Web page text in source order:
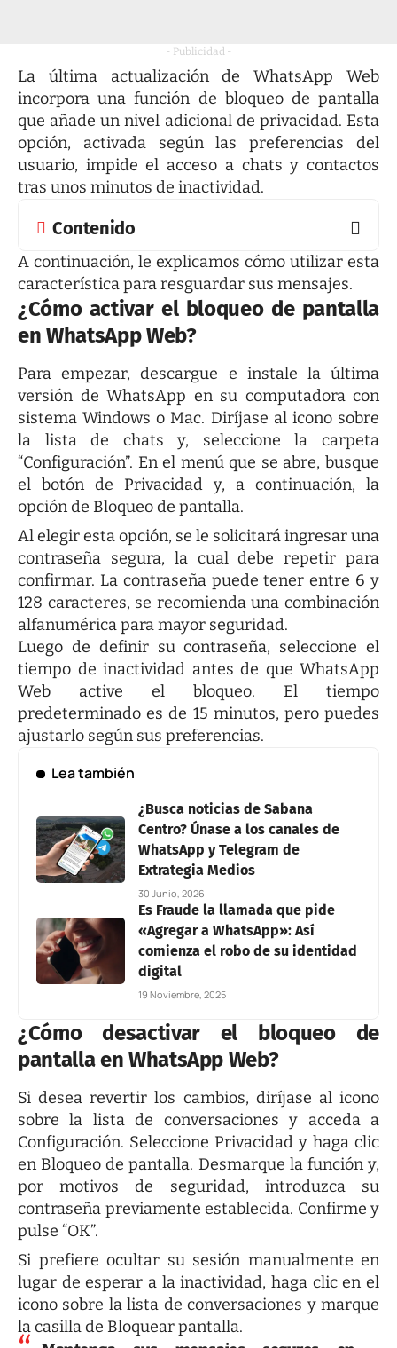
- Publicidad -
La última actualización de WhatsApp Web
incorpora una función de bloqueo de pantalla
que añade un nivel adicional de privacidad. Esta
opción, activada según las preferencias del
usuario, impide el acceso a chats y contactos
tras unos minutos de inactividad.
Contenido
A continuación, le explicamos cómo utilizar esta
característica para resguardar sus mensajes.
¿Cómo activar el bloqueo de pantalla
en WhatsApp Web?
Para empezar, descargue e instale la última
versión de WhatsApp en su computadora con
sistema Windows o Mac. Diríjase al icono sobre
la lista de chats y, seleccione la carpeta
“Configuración”. En el menú que se abre, busque
el botón de Privacidad y, a continuación, la
opción de Bloqueo de pantalla.
Al elegir esta opción, se le solicitará ingresar una
contraseña segura, la cual debe repetir para
confirmar. La contraseña puede tener entre 6 y
128 caracteres, se recomienda una combinación
alfanumérica para mayor seguridad.
Luego de definir su contraseña, seleccione el
tiempo de inactividad antes de que WhatsApp
Web active el bloqueo. El tiempo
predeterminado es de 15 minutos, pero puedes
ajustarlo según sus preferencias.
Lea también
¿Busca noticias de Sabana
Centro? Únase a los canales de
WhatsApp y Telegram de
Extrategia Medios
30 Junio, 2026
Es Fraude la llamada que pide
«Agregar a WhatsApp»: Así
comienza el robo de su identidad
digital
19 Noviembre, 2025
¿Cómo desactivar el bloqueo de
pantalla en WhatsApp Web?
Si desea revertir los cambios, diríjase al icono
sobre la lista de conversaciones y acceda a
Configuración. Seleccione Privacidad y haga clic
en Bloqueo de pantalla. Desmarque la función y,
por motivos de seguridad, introduzca su
contraseña previamente establecida. Confirme y
pulse “OK”.
Si prefiere ocultar su sesión manualmente en
lugar de esperar a la inactividad, haga clic en el
icono sobre la lista de conversaciones y marque
la casilla de Bloquear pantalla.